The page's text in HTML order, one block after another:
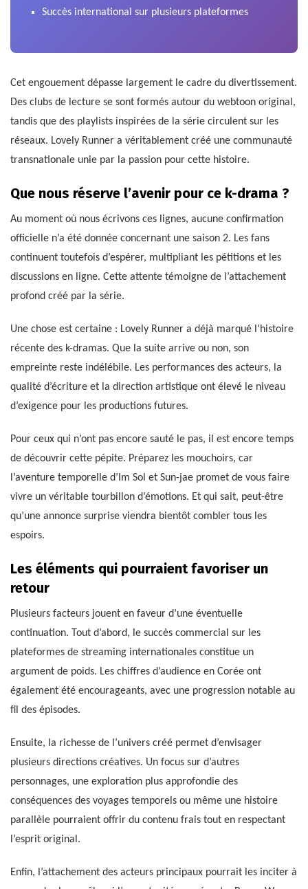
Succès international sur plusieurs plateformes
Cet engouement dépasse largement le cadre du divertissement.
Des clubs de lecture se sont formés autour du webtoon original,
tandis que des playlists inspirées de la série circulent sur les
réseaux. Lovely Runner a véritablement créé une communauté
transnationale unie par la passion pour cette histoire.
Que nous réserve l’avenir pour ce k-drama ?
Au moment où nous écrivons ces lignes, aucune confirmation
officielle n’a été donnée concernant une saison 2. Les fans
continuent toutefois d’espérer, multipliant les pétitions et les
discussions en ligne. Cette attente témoigne de l’attachement
profond créé par la série.
Une chose est certaine : Lovely Runner a déjà marqué l’histoire
récente des k-dramas. Que la suite arrive ou non, son
empreinte reste indélébile. Les performances des acteurs, la
qualité d’écriture et la direction artistique ont élevé le niveau
d’exigence pour les productions futures.
Pour ceux qui n’ont pas encore sauté le pas, il est encore temps
de découvrir cette pépite. Préparez les mouchoirs, car
l’aventure temporelle d’Im Sol et Sun-jae promet de vous faire
vivre un véritable tourbillon d’émotions. Et qui sait, peut-être
qu’une annonce surprise viendra bientôt combler tous les
espoirs.
Les éléments qui pourraient favoriser un
retour
Plusieurs facteurs jouent en faveur d’une éventuelle
continuation. Tout d’abord, le succès commercial sur les
plateformes de streaming internationales constitue un
argument de poids. Les chiffres d’audience en Corée ont
également été encourageants, avec une progression notable au
fil des épisodes.
Ensuite, la richesse de l’univers créé permet d’envisager
plusieurs directions créatives. Un focus sur d’autres
personnages, une exploration plus approfondie des
conséquences des voyages temporels ou même une histoire
parallèle pourraient offrir du contenu frais tout en respectant
l’esprit original.
Enfin, l’attachement des acteurs principaux pourrait les inciter à